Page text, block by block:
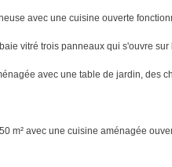
avec une cuisine ouverte
vitré trois panneaux qui s'ouvre sur
avec une table de jardin, des
m² avec une cuisine aménagée